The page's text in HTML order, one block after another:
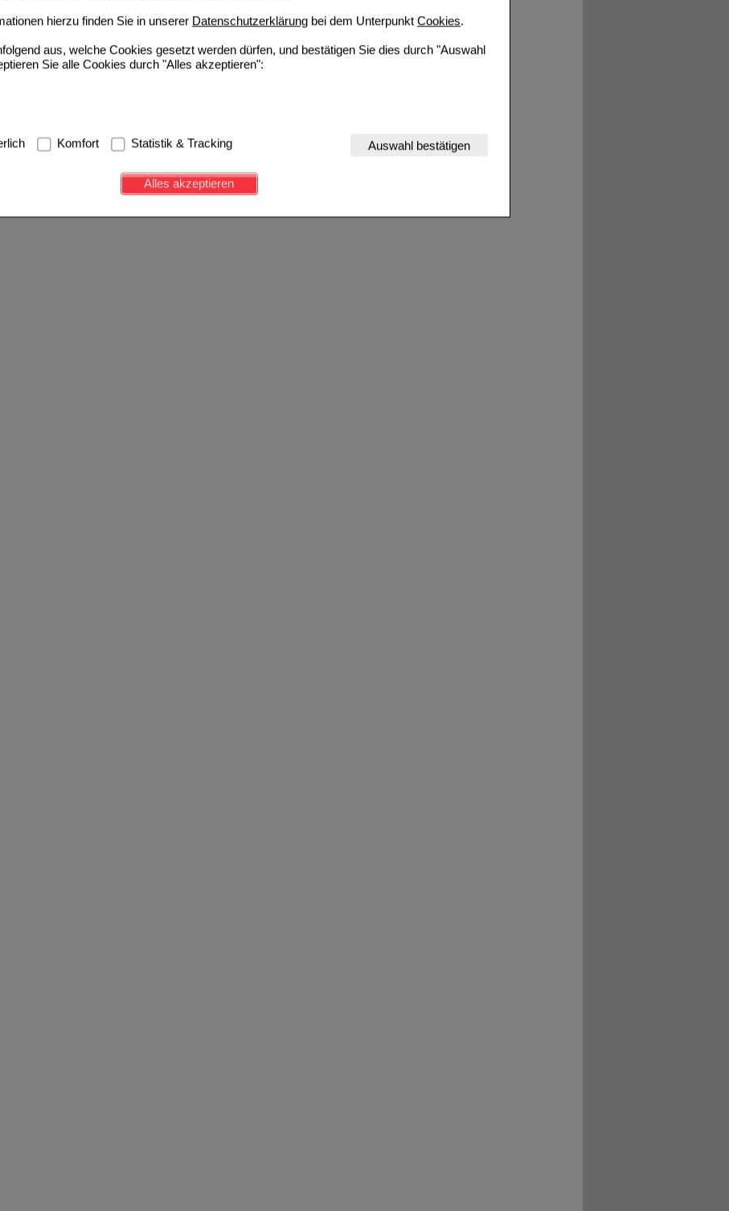
hierzu finden Sie in unserer Datenschutzerklärung bei dem Unterpunkt Cookies.
aus, welche Cookies gesetzt werden dürfen, und bestätigen Sie dies durch "Auswahl
Sie alle Cookies durch "Alles akzeptieren":
Hierbei handelt es sich um Cookies, die für die Grundfunktionen unserer Website
Warenkorb, Kundenkonto), weshalb auf diese nicht verzichtet werden kann.
werden genutzt um das Einkaufserlebnis noch ansprechender zu gestalten,
Wiedererkennung des Besuchers oder unsere Seite an bevorzugte Verhaltensweisen (z.B.
unser Partnerprogramm zu betreiben.
wir unsere Website weiter für Sie optimieren können, den Inhalt auf unserer Website aber
Drittseiten möglichst relevant für Sie zu gestalten. Bitte beachten Sie, dass Daten hierfür
z.B. Google oder soziale Medien übertragen werden.
Komfort Statistik & Tracking Auswahl bestätigen
Alles akzeptieren